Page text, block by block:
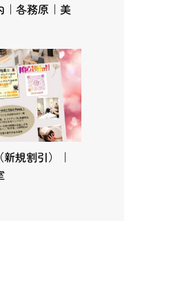
｜各務原｜美
規割引）｜